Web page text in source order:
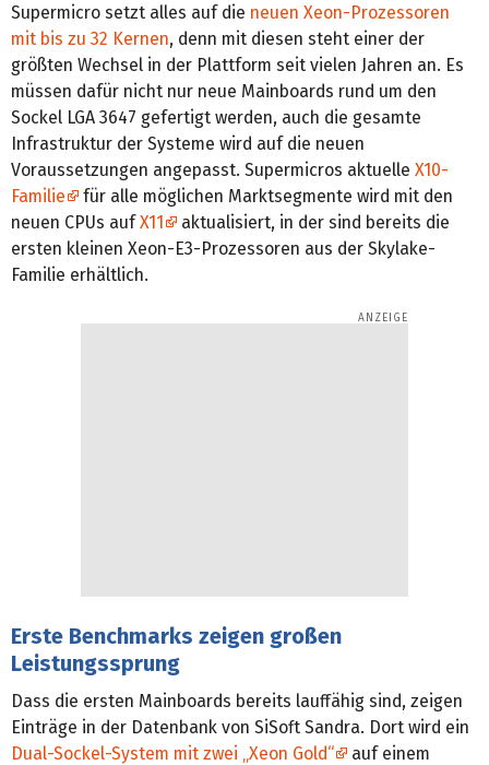
Supermicro setzt alles auf die neuen Xeon-Prozessoren
mit bis zu 32 Kernen, denn mit diesen steht einer der
größten Wechsel in der Plattform seit vielen Jahren an. Es
müssen dafür nicht nur neue Mainboards rund um den
Sockel LGA 3647 gefertigt werden, auch die gesamte
Infrastruktur der Systeme wird auf die neuen
Voraussetzungen angepasst. Supermicros aktuelle X10-
Familie
für alle möglichen Marktsegmente wird mit den
neuen CPUs aufX11
aktualisiert, in der sind bereits die
ersten kleinen Xeon-E3-Prozessoren aus der Skylake-
Familie erhältlich.
Erste Benchmarks zeigen großen
Leistungssprung
Dass die ersten Mainboards bereits lauffähig sind, zeigen
Einträge in der Datenbank von SiSoft Sandra. Dort wird ein
Dual-Sockel-System mit zwei „Xeon Gold“
auf einem